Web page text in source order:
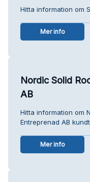
Hitta information om
Mer info
Nordic Solid
AB
Hitta information om
Entreprenad AB
Mer info